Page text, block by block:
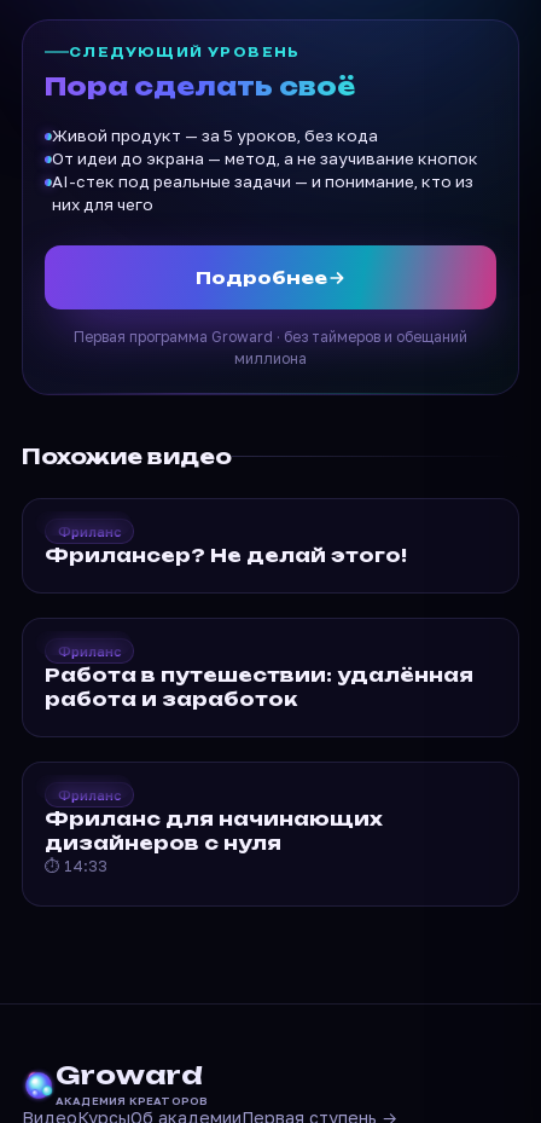
СЛЕДУЮЩИЙ УРОВЕНЬ
Пора сделать своё
Живой продукт — за 5 уроков, без кода
От идеи до экрана — метод, а не заучивание кнопок
AI-стек под реальные задачи — и понимание, кто из
них для чего
Подробнее
Первая программа Groward · без таймеров и обещаний
миллиона
Похожие видео
Фрилансер? Не делай
Фриланс
Фрилансер? Не делай этого!
Работа в путешествии:
удалённая…
Фриланс
Работа в путешествии: удалённая
работа и заработок
Фриланс для
начинающих
дизайнеров…
Фриланс
Фриланс для начинающих
дизайнеров с нуля
⏱ 14:33
Groward
АКАДЕМИЯ КРЕАТОРОВ
ВидеоКурсыОб академииПервая ступень →